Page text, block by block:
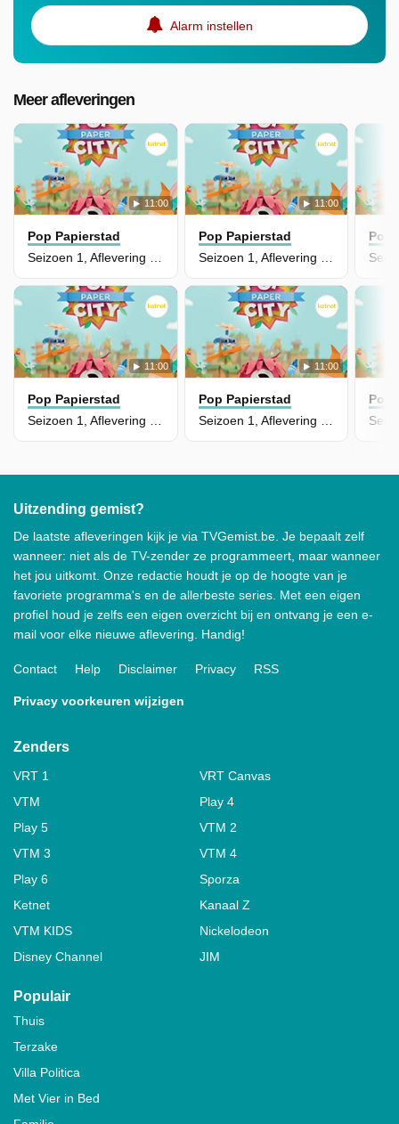
Alarm instellen
Meer afleveringen
11:00
Pop Papierstad
Seizoen 1, Aflevering 5 - Zip's Prachtige Herinneringsboek
11:00
Pop Papierstad
Seizoen 1, Aflevering 4 - Jurassic Pop
11:00
Pop Papierstad
11:00
Pop Papierstad
Pop
Pop
Uitzending gemist?
De laatste afleveringen kijk je via TVGemist.be. Je bepaalt zelf
wanneer: niet als de TV-zender ze programmeert, maar wanneer
het jou uitkomt. Onze redactie houdt je op de hoogte van je
favoriete programma's en de allerbeste series. Met een eigen
profiel houd je zelfs een eigen overzicht bij en ontvang je een e-
mail voor elke nieuwe aflevering. Handig!
Contact Help Disclaimer Privacy RSS
Privacy voorkeuren wijzigen
Zenders
VRT 1
VRT Canvas
VTM
Play 4
Play 5
VTM 2
VTM 3
VTM 4
Play 6
Sporza
Ketnet
Kanaal Z
VTM KIDS
Nickelodeon
Disney Channel
JIM
Populair
Thuis
Terzake
Villa Politica
Met Vier in Bed